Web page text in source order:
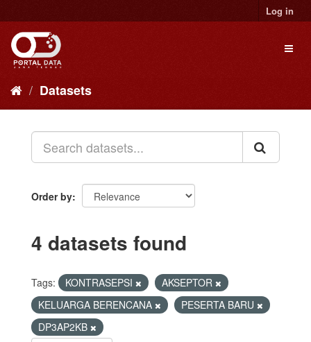
to
content
Log in
Datasets
Order by
4 datasets found
Tags: KONTRASEPSI
AKSEPTOR
KELUARGA BERENCANA
PESERTA BARU
DP3AP2KB